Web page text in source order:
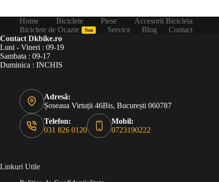
Home Biciclete Piese
Accesorii Bicicleta
Biciclete de Ocazie
Nou Service Blog
Contact
Contact Dkbike.ro
Luni - Vineri : 09-19
Sambata : 09-17
Duminica : INCHIS
Adresă:
Șoseaua Virtuții 46Bis, București 060787
Telefon:
031 826 0120
Mobil:
0723190222
Linkuri Utile